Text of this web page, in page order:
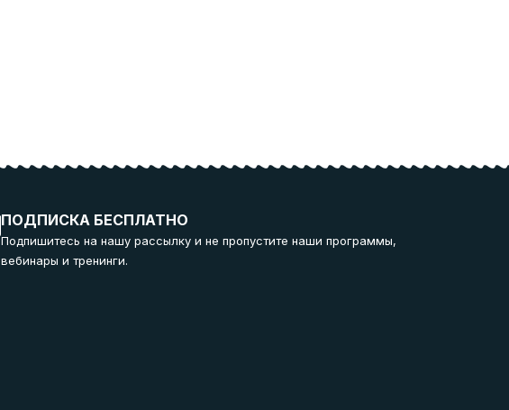
ПОДПИСКА БЕСПЛАТНО
Подпишитесь на нашу рассылку и не пропустите наши программы,
вебинары и тренинги.